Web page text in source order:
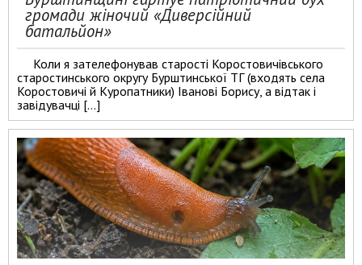
громади жіночий «Диверсійний
батальйон»
Коли я зателефонував старості Коростовичівського
старостинського округу Бурштинської ТГ (входять села
Коростовичі й Куропатники) Іванові Борису, а відтак і
завідувачці […]